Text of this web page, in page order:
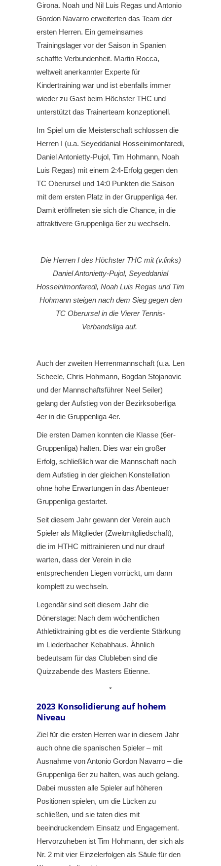
Girona. Noah und Nil Luis Regas und Antonio
Gordon Navarro erweiterten das Team der
ersten Herren. Ein gemeinsames
Trainingslager vor der Saison in Spanien
schaffte Verbundenheit. Martin Rocca,
weltweit anerkannter Experte für
Kindertraining war und ist ebenfalls immer
wieder zu Gast beim Höchster THC und
unterstützt das Trainerteam konzeptionell.
Im Spiel um die Meisterschaft schlossen die
Herren I (u.a. Seyeddanial Hosseinimonfaredi,
Daniel Antonietty-Pujol, Tim Hohmann, Noah
Luis Regas) mit einem 2:4-Erfolg gegen den
TC Oberursel und 14:0 Punkten die Saison
mit dem ersten Platz in der Gruppenliga 4er.
Damit eröffneten sie sich die Chance, in die
attraktivere Gruppenliga 6er zu wechseln.
Die Herren I des Höchster THC mit (v.links)
Daniel Antonietty-Pujol, Seyeddanial
Hosseinimonfaredi, Noah Luis Regas und Tim
Hohmann steigen nach dem Sieg gegen den
TC Oberursel in die Vierer Tennis-
Verbandsliga auf.
Auch der zweiten Herrenmannschaft (u.a. Len
Scheele, Chris Hohmann, Bogdan Stojanovic
und der Mannschaftsführer Neel Seiler)
gelang der Aufstieg von der Bezirksoberliga
4er in die Gruppenliga 4er.
Die ersten Damen konnten die Klasse (6er-
Gruppenliga) halten. Dies war ein großer
Erfolg, schließlich war die Mannschaft nach
dem Aufstieg in der gleichen Konstellation
ohne hohe Erwartungen in das Abenteuer
Gruppenliga gestartet.
Seit diesem Jahr gewann der Verein auch
Spieler als Mitglieder (Zweitmitgliedschaft),
die im HTHC mittrainieren und nur drauf
warten, dass der Verein in die
entsprechenden Liegen vorrückt, um dann
komplett zu wechseln.
Legendär sind seit diesem Jahr die
Dönerstage: Nach dem wöchentlichen
Athletiktraining gibt es die verdiente Stärkung
im Liederbacher Kebabhaus. Ähnlich
bedeutsam für das Clubleben sind die
Quizzabende des Masters Etienne.
*
2023 Konsolidierung auf hohem
Niveau
Ziel für die ersten Herren war in diesem Jahr
auch ohne die spanischen Spieler – mit
Ausnahme von Antonio Gordon Navarro – die
Gruppenliga 6er zu halten, was auch gelang.
Dabei mussten alle Spieler auf höheren
Positionen spielen, um die Lücken zu
schließen, und sie taten dies mit
beeindruckendem Einsatz und Engagement.
Hervorzuheben ist Tim Hohmann, der sich als
Nr. 2 mit vier Einzelerfolgen als Säule für den